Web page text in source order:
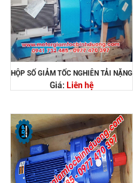
HỘP SỐ GIẢM TỐC NGHIÊN TẢI NẶNG
Giá: Liên hệ